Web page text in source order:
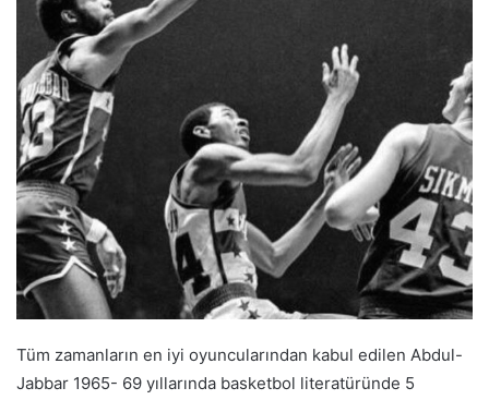
Tüm zamanların en iyi oyuncularından kabul edilen Abdul-
Jabbar 1965- 69 yıllarında basketbol literatüründe 5